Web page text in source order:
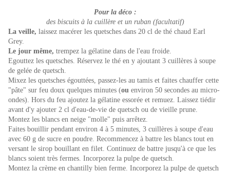
Pour la déco :
des biscuits à la cuillère et un ruban (facultatif)
La veille, laissez macérer les quetsches dans 20 cl de thé chaud Earl
Grey.
Le jour même, trempez la gélatine dans de l'eau froide.
Egouttez les quetsches. Réservez le thé en y ajoutant 3 cuillères à soupe
de gelée de quetsch.
Mixez les quetsches égouttées, passez-les au tamis et faites chauffer cette
"pâte" sur feu doux quelques minutes (ou environ 50 secondes au micro-
ondes). Hors du feu ajoutez la gélatine essorée et remuez. Laissez tiédir
avant d'y ajouter 2 cl d'eau-de-vie de quetsch ou de vieille prune.
Montez les blancs en neige "molle" puis arrêtez.
Faites bouillir pendant environ 4 à 5 minutes, 3 cuillères à soupe d'eau
avec 60 g de sucre en poudre. Recommencez à battre les blancs tout en
versant le sirop bouillant en filet. Continuez de battre jusqu'à ce que les
blancs soient très fermes. Incorporez la pulpe de quetsch.
Montez la crème en chantilly bien ferme. Incorporez la pulpe de quetsch